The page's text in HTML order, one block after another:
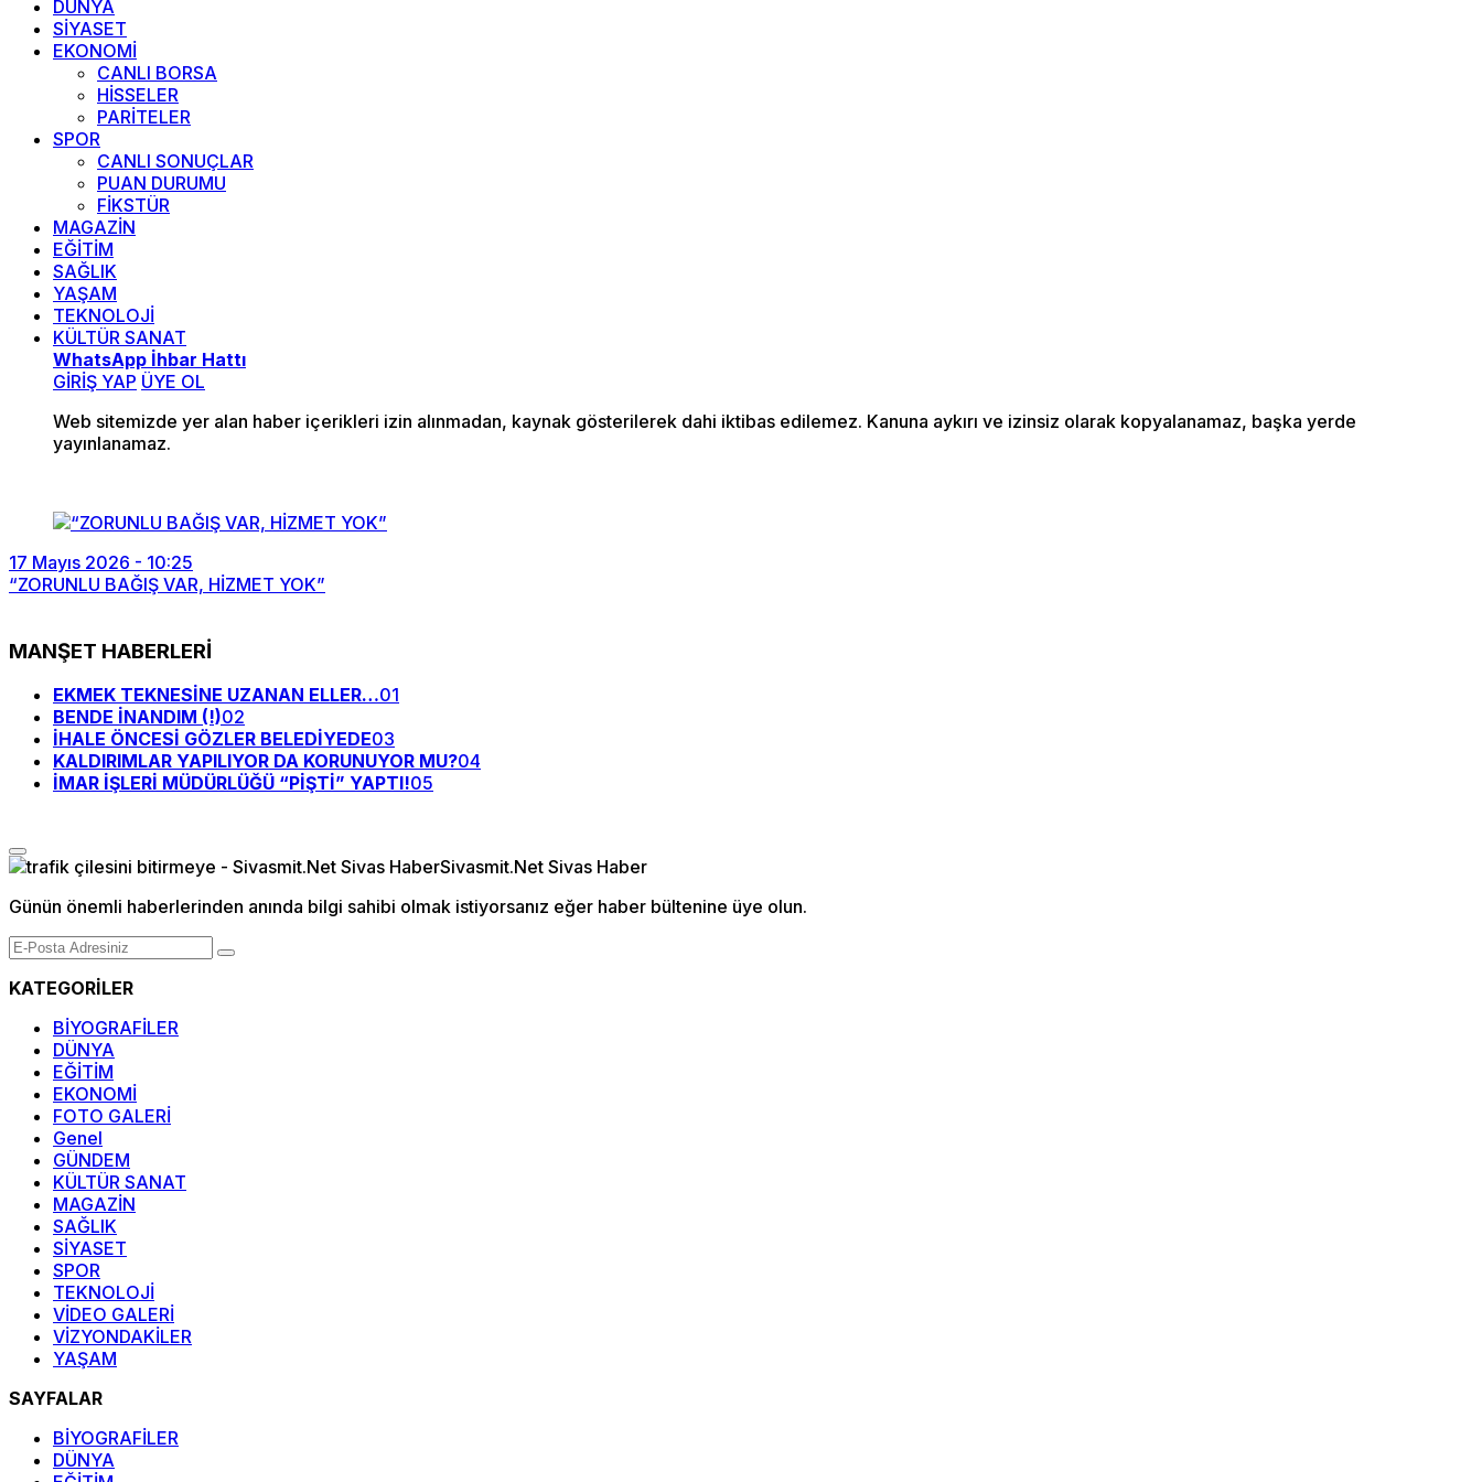
DÜNYA
SİYASET
EKONOMİ
CANLI BORSA
HİSSELER
PARİTELER
SPOR
CANLI SONUÇLAR
PUAN DURUMU
FİKSTÜR
MAGAZİN
EĞİTİM
SAĞLIK
YAŞAM
TEKNOLOJİ
KÜLTÜR SANAT
WhatsApp İhbar Hattı
GİRİŞ YAP ÜYE OL
Web sitemizde yer alan haber içerikleri izin alınmadan, kaynak gösterilerek dahi iktibas edilemez. Kanuna aykırı ve izinsiz olarak kopyalanamaz, başka yerde
yayınlanamaz.
17 Mayıs 2026 - 10:25
“ZORUNLU BAĞIŞ VAR, HİZMET YOK”
MANŞET HABERLERİ
EKMEK TEKNESİNE UZANAN ELLER…01
BENDE İNANDIM (!)02
İHALE ÖNCESİ GÖZLER BELEDİYEDE03
KALDIRIMLAR YAPILIYOR DA KORUNUYOR MU?04
İMAR İŞLERİ MÜDÜRLÜĞÜ “PİŞTİ” YAPTI!05
Günün önemli haberlerinden anında bilgi sahibi olmak istiyorsanız eğer haber bültenine üye olun.
KATEGORİLER
BİYOGRAFİLER
DÜNYA
EĞİTİM
EKONOMİ
FOTO GALERİ
Genel
GÜNDEM
KÜLTÜR SANAT
MAGAZİN
SAĞLIK
SİYASET
SPOR
TEKNOLOJİ
VİDEO GALERİ
VİZYONDAKİLER
YAŞAM
SAYFALAR
BİYOGRAFİLER
DÜNYA